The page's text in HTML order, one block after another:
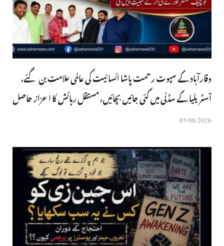
وقارآباد کے سپوت رحمت پاشا انسانیت کی عالمی علامت بن گئے،
آسٹریلیا کے سڈنی میں کئی جانیں بچائیں، مستقل رہائش کا اعزاز حاصل
05/08/2026